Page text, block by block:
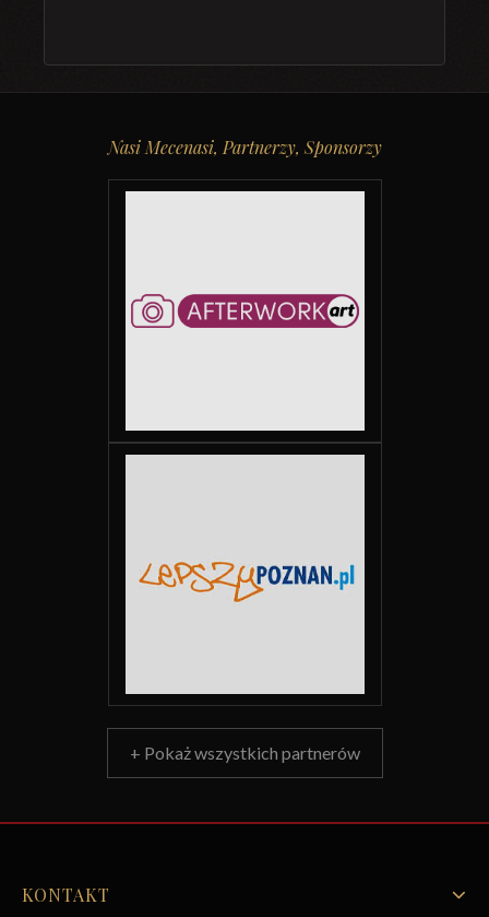
Nasi Mecenasi, Partnerzy, Sponsorzy
+ Pokaż wszystkich partnerów
KONTAKT